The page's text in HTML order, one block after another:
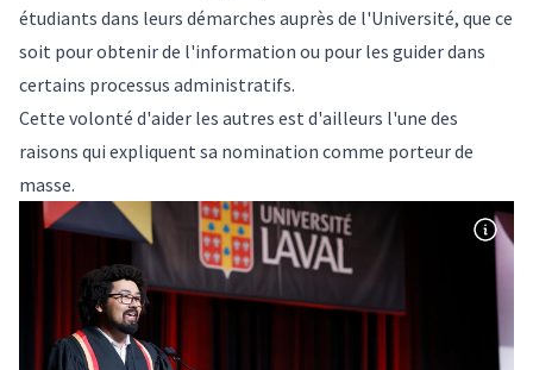
étudiants dans leurs démarches auprès de l'Université, que ce
soit pour obtenir de l'information ou pour les guider dans
certains processus administratifs.
Cette volonté d'aider les autres est d'ailleurs l'une des
raisons qui expliquent sa nomination comme porteur de
masse.